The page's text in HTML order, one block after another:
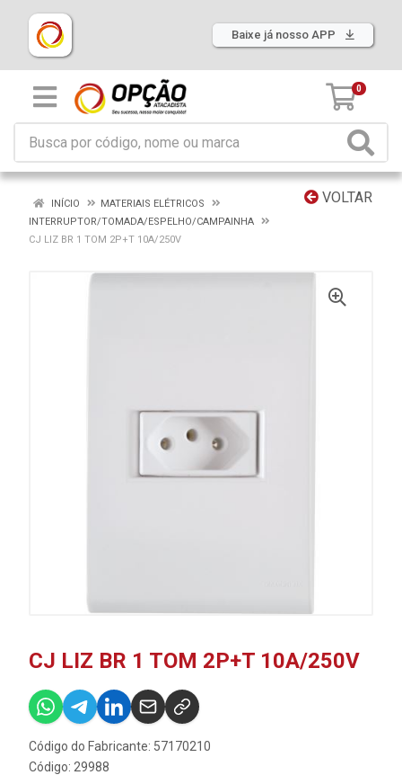
Baixe já nosso APP
0
VOLTAR
INÍCIO
MATERIAIS ELÉTRICOS
INTERRUPTOR/TOMADA/ESPELHO/CAMPAINHA
CJ LIZ BR 1 TOM 2P+T 10A/250V
CJ LIZ BR 1 TOM 2P+T 10A/250V
Código do Fabricante: 57170210
Código: 29988